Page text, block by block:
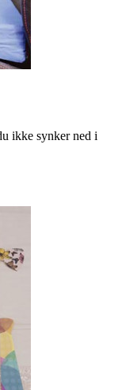
ikke synker ned i